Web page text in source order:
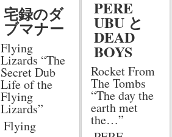
PERE
UBU と
DEAD
BOYS
Rocket From
The Tombs
“The day the
earth met
the…”
宅録のダ
ブマナー
Flying
Lizards “The
Secret Dub
Life of the
Flying
Lizards”
Flying